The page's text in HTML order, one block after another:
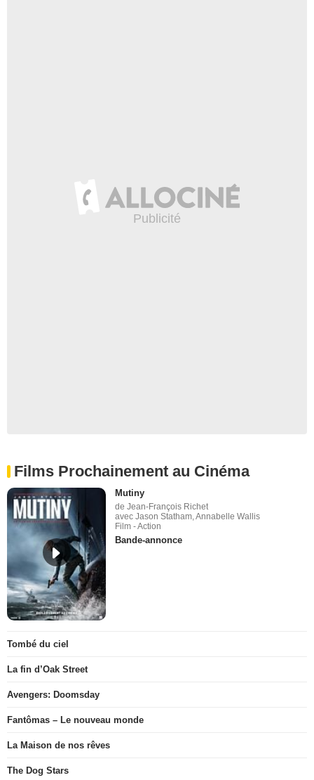
Films Prochainement au Cinéma
Mutiny
de Jean-François Richet
avec Jason Statham, Annabelle Wallis
Film - Action
Bande-annonce
Tombé du ciel
La fin d’Oak Street
Avengers: Doomsday
Fantômas – Le nouveau monde
La Maison de nos rêves
The Dog Stars